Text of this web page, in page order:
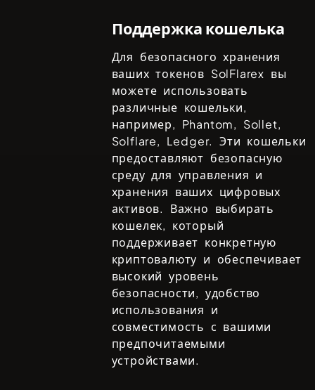
Поддержка кошелька
Для безопасного хранения
ваших токенов SolFlarex вы
можете использовать
различные кошельки,
например, Phantom, Sollet,
Solflare, Ledger. Эти кошельки
предоставляют безопасную
среду для управления и
хранения ваших цифровых
активов. Важно выбирать
кошелек, который
поддерживает конкретную
криптовалюту и обеспечивает
высокий уровень
безопасности, удобство
использования и
совместимость с вашими
предпочитаемыми
устройствами.